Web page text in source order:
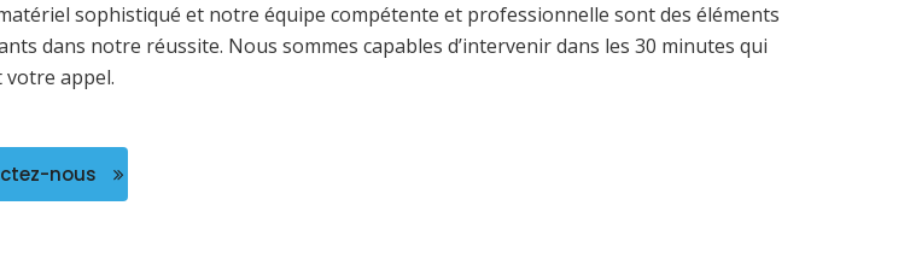
sophistiqué et notre équipe compétente et professionnelle sont des éléments
dans notre réussite. Nous sommes capables d’intervenir dans les 30 minutes qui
votre appel.
nous